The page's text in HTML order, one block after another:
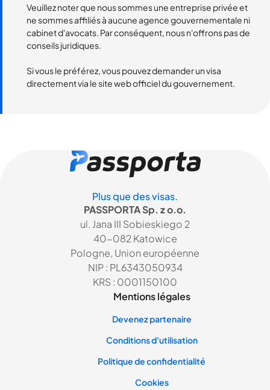
Veuillez noter que nous sommes une entreprise privée et
ne sommes affiliés à aucune agence gouvernementale ni
cabinet d'avocats. Par conséquent, nous n'offrons pas de
conseils juridiques.
Si vous le préférez, vous pouvez demander un visa
directement via le site web officiel du gouvernement.
Plus que des visas.
PASSPORTA Sp. z o.o.
ul. Jana III Sobieskiego 2
40-082 Katowice
Pologne, Union européenne
NIP : PL6343050934
KRS : 0001150100
Mentions légales
Devenez partenaire
Conditions d'utilisation
Politique de confidentialité
Cookies